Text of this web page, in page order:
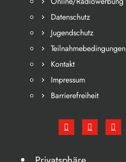
Datenschutz
Jugendschutz
Teilnahmebedingungen
Kontakt
Impressum
Barrierefreiheit